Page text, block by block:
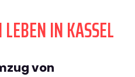
IN KASSEL
von